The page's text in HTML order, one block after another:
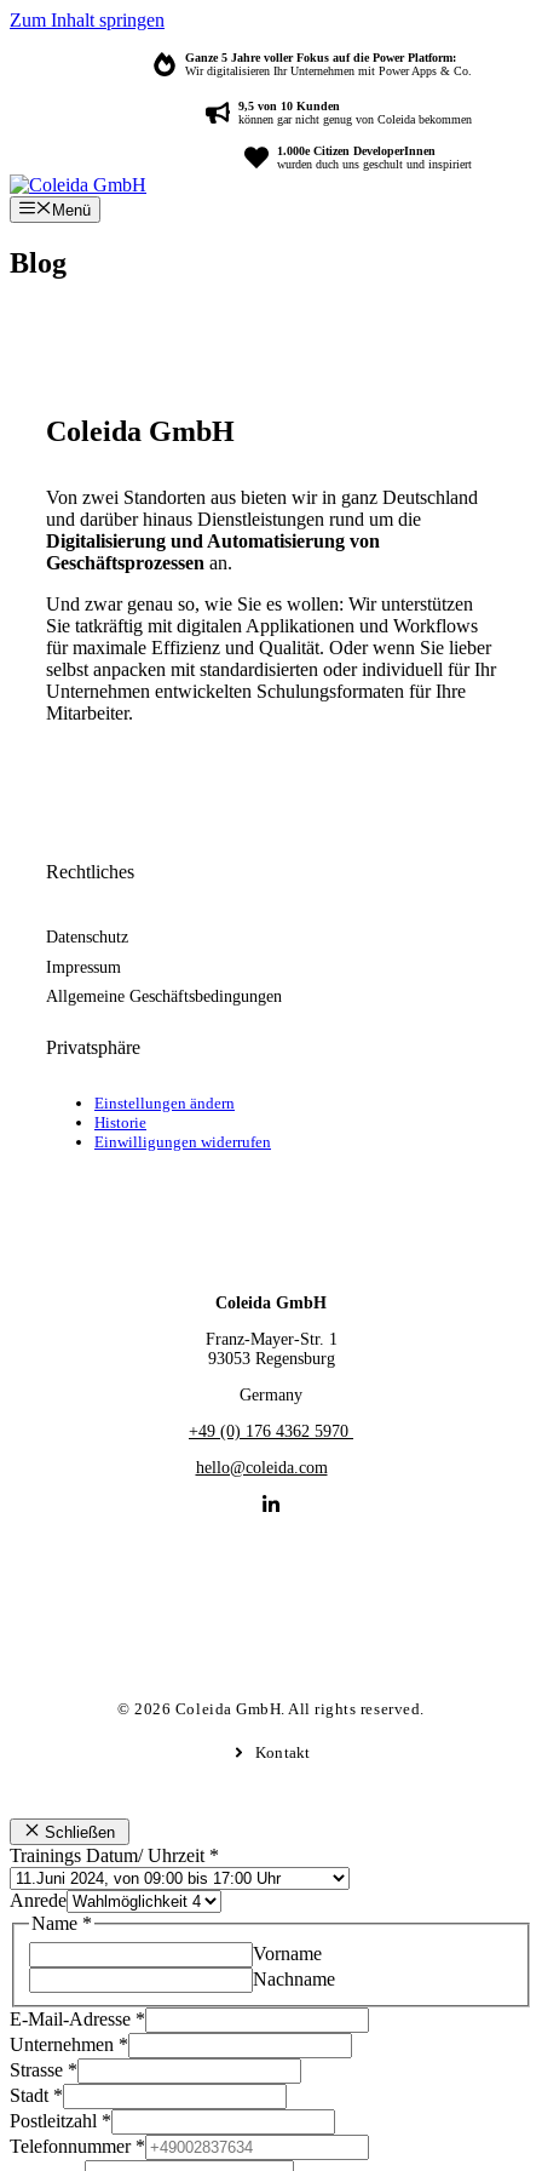
Zum Inhalt springen
Ganze 5 Jahre voller Fokus auf die Power Platform:
Wir digitalisieren Ihr Unternehmen mit Power Apps & Co.
9,5 von 10 Kunden
können gar nicht genug von Coleida bekommen
1.000e Citizen DeveloperInnen
wurden duch uns geschult und inspiriert
Menü
Blog
Coleida GmbH
Von zwei Standorten aus bieten wir in ganz Deutschland
und darüber hinaus Dienstleistungen rund um die
Digitalisierung und Automatisierung von
Geschäftsprozessen an.
Und zwar genau so, wie Sie es wollen: Wir unterstützen
Sie tatkräftig mit digitalen Applikationen und Workflows
für maximale Effizienz und Qualität. Oder wenn Sie lieber
selbst anpacken mit standardisierten oder individuell für Ihr
Unternehmen entwickelten Schulungsformaten für Ihre
Mitarbeiter.
Rechtliches
Datenschutz
Impressum
Allgemeine Geschäftsbedingungen
Privatsphäre
Einstellungen ändern
Historie
Einwilligungen widerrufen
Coleida GmbH
Franz-Mayer-Str. 1
93053 Regensburg
Germany
+49 (0) 176 4362 5970
hello@coleida.com
© 2026 Coleida GmbH. All rights reserved.
Kontakt
Schließen
Trainings Datum/ Uhrzeit *
Anrede
Name *
Vorname
Nachname
E-Mail-Adresse *
Unternehmen *
Strasse *
Stadt *
Postleitzahl *
Telefonnummer *